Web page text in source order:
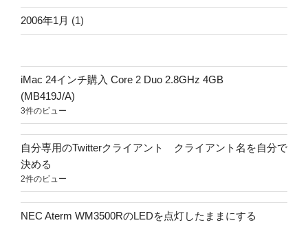
2006年1月 (1)
iMac 24インチ購入 Core 2 Duo 2.8GHz 4GB
(MB419J/A)
3件のビュー
自分専用のTwitterクライアント クライアント名を自分で
決める
2件のビュー
NEC Aterm WM3500RのLEDを点灯したままにする